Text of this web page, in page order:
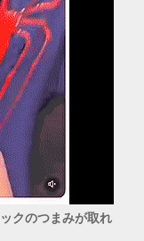
クのつまみが取れ